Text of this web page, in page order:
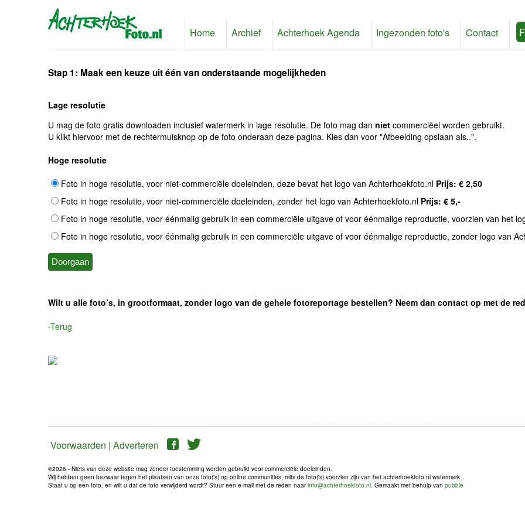
Home Archief Achterhoek Agenda Ingezonden foto's Contact
Stap 1: Maak een keuze uit één van onderstaande mogelijkheden
Lage resolutie
U mag de foto gratis downloaden inclusief watermerk in lage resolutie. De foto mag dan niet commerciëel worden gebruikt.
U klikt hiervoor met de rechtermuisknop op de foto onderaan deze pagina. Kies dan voor "Afbeelding opslaan als..".
Hoge resolutie
Foto in hoge resolutie, voor niet-commerciële doeleinden, deze bevat het logo van Achterhoekfoto.nl Prijs: € 2,50
Foto in hoge resolutie, voor niet-commerciële doeleinden, zonder het logo van Achterhoekfoto.nl Prijs: € 5,-
Foto in hoge resolutie, voor éénmalig gebruik in een commerciële uitgave of voor éénmalige reproductie, voorzien van het
Foto in hoge resolutie, voor éénmalig gebruik in een commerciële uitgave of voor éénmalige reproductie, zonder logo van
Wilt u alle foto’s, in grootformaat, zonder logo van de gehele fotoreportage bestellen? Neem dan contact op met de
-Terug
Voorwaarden | Adverteren
©2026 - Niets van deze website mag zonder toestemming worden gebruikt voor commerciële doeleinden.
Wij hebben geen bezwaar tegen het plaatsen van onze foto('s) op online communities, mits de foto('s) voorzien zijn van het achterhoekfoto.nl watermerk.
Staat u op een foto, en wilt u dat de foto verwijderd wordt? Stuur een e-mail met de reden naarinfo@achterhoekfoto.nl. Gemaakt met behulp van pubble